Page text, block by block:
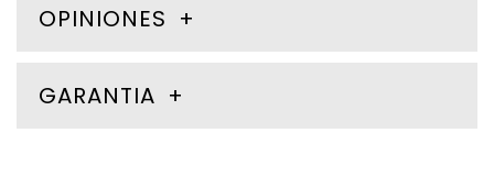
OPINIONES
GARANTIA